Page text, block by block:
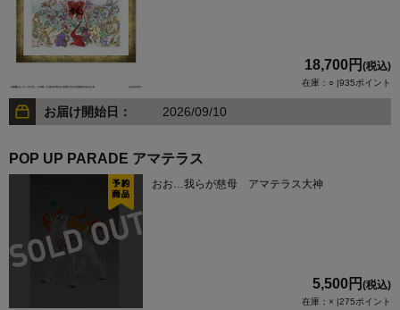
18,700円 (税込)
在庫：○ |935ポイント
お届け開始日： 2026/09/10
POP UP PARADE アマテラス
おお…我らが慈母 アマテラス大神
5,500円 (税込)
在庫：× |275ポイント